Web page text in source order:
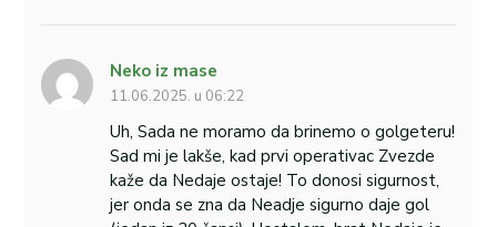
Neko iz mase
11.06.2025. u 06:22
Uh, Sada ne moramo da brinemo o golgeteru!
Sad mi je lakše, kad prvi operativac Zvezde
kaže da Nedaje ostaje! To donosi sigurnost,
jer onda se zna da Neadje sigurno daje gol